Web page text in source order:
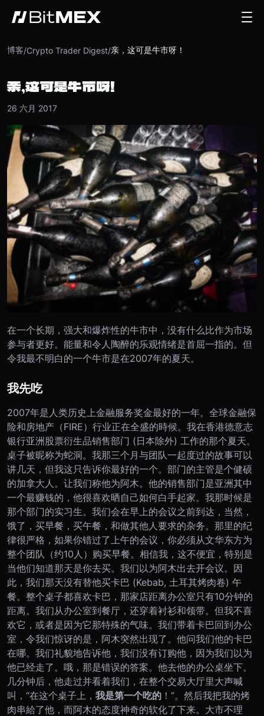
博客/Crypto Trader Digest/亲，这可是牛市呀！
亲，这可是牛市呀！
26 六月 2017
在一个长期，强大和爆炸性的牛市中，没有什么比作为市场
参与者更好。 能量和令人陶醉的乐观情绪是首屈一指的。但
令我最不明白的一个牛市是在2007年的夏天。
我先吃
2007年是人类历史上金融服务奖金最好的一年。 全球金融保
险和房地产（FIRE）行业正在全盛的時候。 我在香港德意志
银行亚洲股票衍生品销售部门 (日本除外) 工作的那个夏天。
桌子被昵称为蛇洞。我那三个月与团队一起度过的故事可以
讲几天，但我这只告诉你最好的一个。 部门的主管是个健硕
的加拿大人。让我们称他为阿木。他的销售部门是亚洲其中
一个最赚钱的，他很喜欢晒自己如何白手起家。我那时候是
那个部门的实习生。我们会在早上的会议之前到达，当然，
饿了，买早餐，买午餐，和做其他人要求的杂务。那里的纪
律很严格，如果你错过了上午的会议，你必须从文华东方为
整个团队（约10人）购买早餐。相信我，这不便宜，特别是
当他们知道那天是你去买。 我们以为阿木出去开会议。因
此，我们那天没有替他买卡巴 (Kebab, 土耳其烤肉卷) 午
餐。整个桌子都喜欢卡巴，那家店距离办公室只有10分钟的
距离。 我们从办公室到餐厅，还穿着衬衫和领带。但我不喜
欢它 ， 或者是因为它那特殊的气味。 我们带着卡巴回到办公
室，令我们惊讶的是， 阿木突然出现了。 他问我们他的卡巴
在哪。我们礼貌地告诉他，我们没有订购他，因为我们以为
他已经走了。哦，那是错误的答案。 他去他的办公桌坐下。
几分钟后，他走过并看着我们，在整个交易大厅里大声喊
叫， “在这个桌子上， 我是第一个吃的 ！ ”。 然后我把我的烤
肉串給了他，而阿木的态度神奇的软化了下来。 大市不理